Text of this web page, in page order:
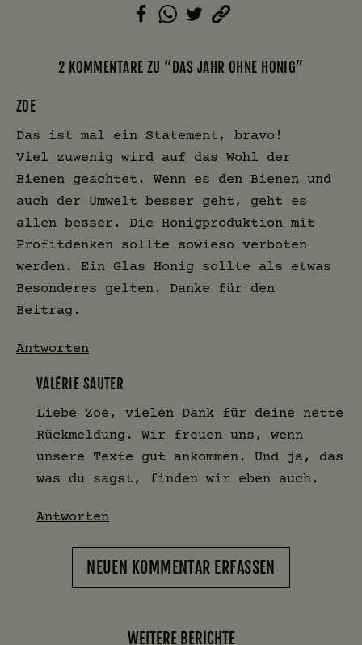
2 KOMMENTARE ZU “DAS JAHR OHNE HONIG”
ZOE
Das ist mal ein Statement, bravo!
Viel zuwenig wird auf das Wohl der
Bienen geachtet. Wenn es den Bienen und
auch der Umwelt besser geht, geht es
allen besser. Die Honigproduktion mit
Profitdenken sollte sowieso verboten
werden. Ein Glas Honig sollte als etwas
Besonderes gelten. Danke für den
Beitrag.
Antworten
VALÉRIE SAUTER
Liebe Zoe, vielen Dank für deine nette
Rückmeldung. Wir freuen uns, wenn
unsere Texte gut ankommen. Und ja, das
was du sagst, finden wir eben auch.
Antworten
NEUEN KOMMENTAR ERFASSEN
WEITERE BERICHTE